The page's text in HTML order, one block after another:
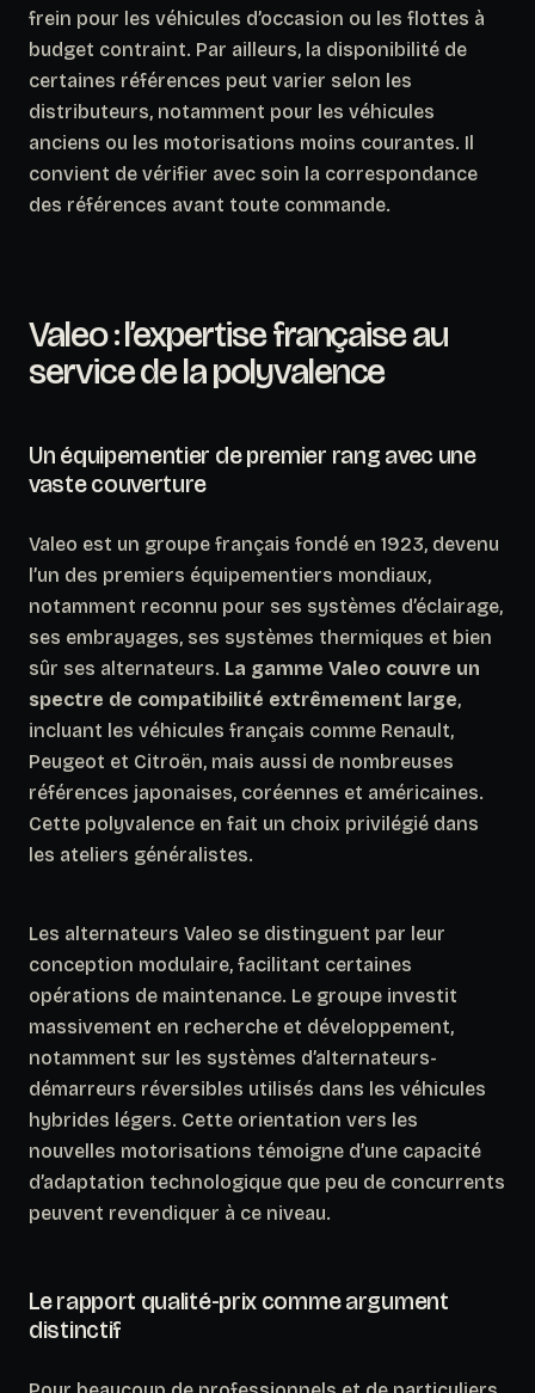
frein pour les véhicules d’occasion ou les flottes à
budget contraint. Par ailleurs, la disponibilité de
certaines références peut varier selon les
distributeurs, notamment pour les véhicules
anciens ou les motorisations moins courantes. Il
convient de vérifier avec soin la correspondance
des références avant toute commande.
Valeo : l’expertise française au
service de la polyvalence
Un équipementier de premier rang avec une
vaste couverture
Valeo est un groupe français fondé en 1923, devenu
l’un des premiers équipementiers mondiaux,
notamment reconnu pour ses systèmes d’éclairage,
ses embrayages, ses systèmes thermiques et bien
sûr ses alternateurs. La gamme Valeo couvre un
spectre de compatibilité extrêmement large,
incluant les véhicules français comme Renault,
Peugeot et Citroën, mais aussi de nombreuses
références japonaises, coréennes et américaines.
Cette polyvalence en fait un choix privilégié dans
les ateliers généralistes.
Les alternateurs Valeo se distinguent par leur
conception modulaire, facilitant certaines
opérations de maintenance. Le groupe investit
massivement en recherche et développement,
notamment sur les systèmes d’alternateurs-
démarreurs réversibles utilisés dans les véhicules
hybrides légers. Cette orientation vers les
nouvelles motorisations témoigne d’une capacité
d’adaptation technologique que peu de concurrents
peuvent revendiquer à ce niveau.
Le rapport qualité-prix comme argument
distinctif